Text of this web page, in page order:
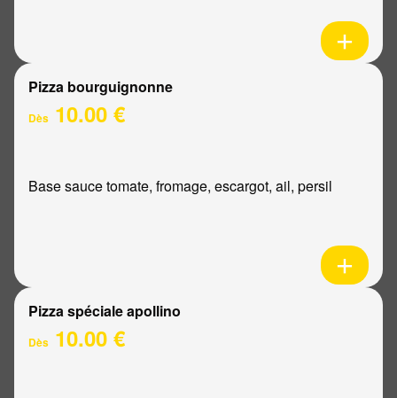
Pizza bourguignonne
Dès 10.00 €
Base sauce tomate, fromage, escargot, ail, persil
Pizza spéciale apollino
Dès 10.00 €